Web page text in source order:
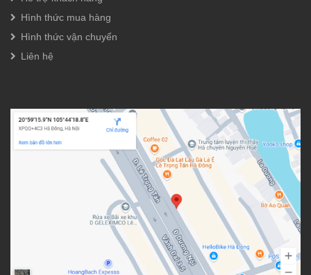
Hình thức mua hàng
Hình thức vận chuyển
Liên hệ